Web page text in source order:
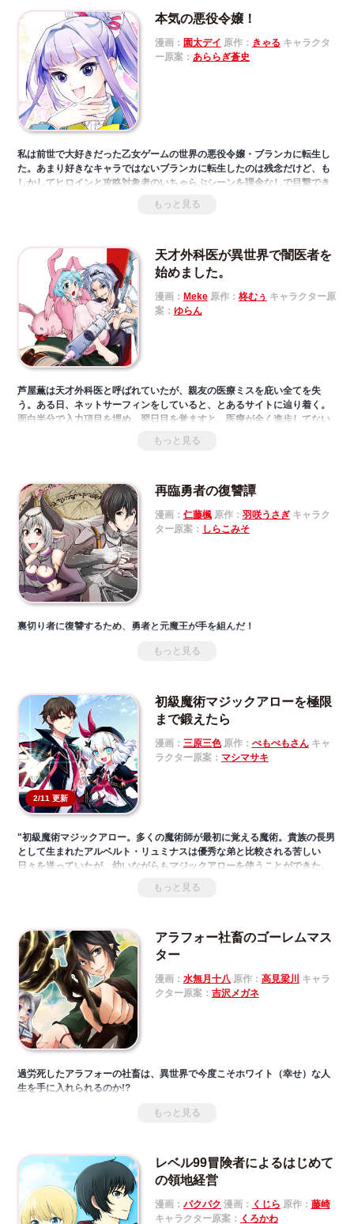
本気の悪役令嬢！
漫画： 園太デイ 原作： きゃる キャラクタ
ー原案： あららぎ蒼史
私は前世で大好きだった乙女ゲームの世界の悪役令嬢・ブランカに転生し
た。あまり好きなキャラではないブランカに転生したのは残念だけど、も
しかしてヒロインと攻略対象者のいちゃらぶシーンを課金なしで目撃でき
るかも！？攻略対象との恋をゲーム以上に盛り上げるため、全力でヒロイ
ンへの意地悪するも、何故か恋が進展する様子はなくて……。
もっと見る
天才外科医が異世界で闇医者を
始めました。
漫画： Meke原作： 柊むぅ キャラクター原
案： ゆらん
芦屋薫は天才外科医と呼ばれていたが、親友の医療ミスを庇い全てを失
う。ある日、ネットサーフィンをしていると、とあるサイトに辿り着く。
面白半分で入力項目を埋め、翌日目を覚ますと、医療が全く進歩してない
異世界に飛ばされていた。しかもサイトで入力したステータスが、そのま
ま反映されていたのだ。彼は現代医学と回復魔法を駆使し、新たな人生を
もっと見る
再臨勇者の復讐譚
漫画： 仁藤楓原作： 羽咲うさぎキャラク
ター原案： しらこみそ
裏切り者に復讐するため、勇者と元魔王が手を組んだ！
もっと見る
2/11 更新
初級魔術マジックアローを極限
まで鍛えたら
漫画： 三原三色原作： ぺもぺもさんキャ
ラクター原案： マシマサキ
"初級魔術マジックアロー。多くの魔術師が最初に覚える魔術。貴族の長男
として生まれたアルベルト・リュミナスは優秀な弟と比較される苦しい
日々を送っていたが、幼いながらもマジックアローを使うことができた。
自身の才能を信じて魔術学院に進むも、それ以外の魔術を何も習得できな
かった。失望した両親に見捨てられたアルベルトだが、諦めずにマジック
止まっていたアルベルトの運命が動き始める――！使える魔術の数こそが
実力とみなされる世界で常識はずれのマジックアローだけで成り上がって
いく英雄の物語。ここに開幕！"
もっと見る
アラフォー社畜のゴーレムマス
ター
漫画： 水無月十八原作： 高見梁川 キャラ
クター原案： 吉沢メガネ
過労死したアラフォーの社畜は、異世界で今度こそホワイト（幸せ）な人
生を手に入れられるのか!?
もっと見る
レベル99冒険者によるはじめて
の領地経営
漫画： パクパク 漫画： くじら 原作： 藤崎
キャラクター原案： くろかわ